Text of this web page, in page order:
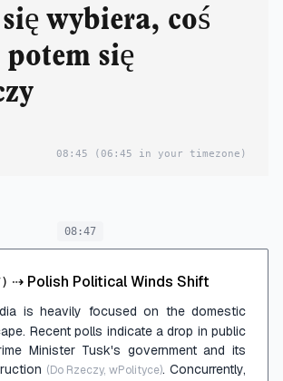
wybiera, coś
się
08:45 (06:45 in your timezone)
08:47
⇢ Polish Political Winds Shift
is heavily focused on the domestic
Recent polls indicate a drop in public
Minister Tusk's government and its
(Do Rzeczy, wPolityce). Concurrently,